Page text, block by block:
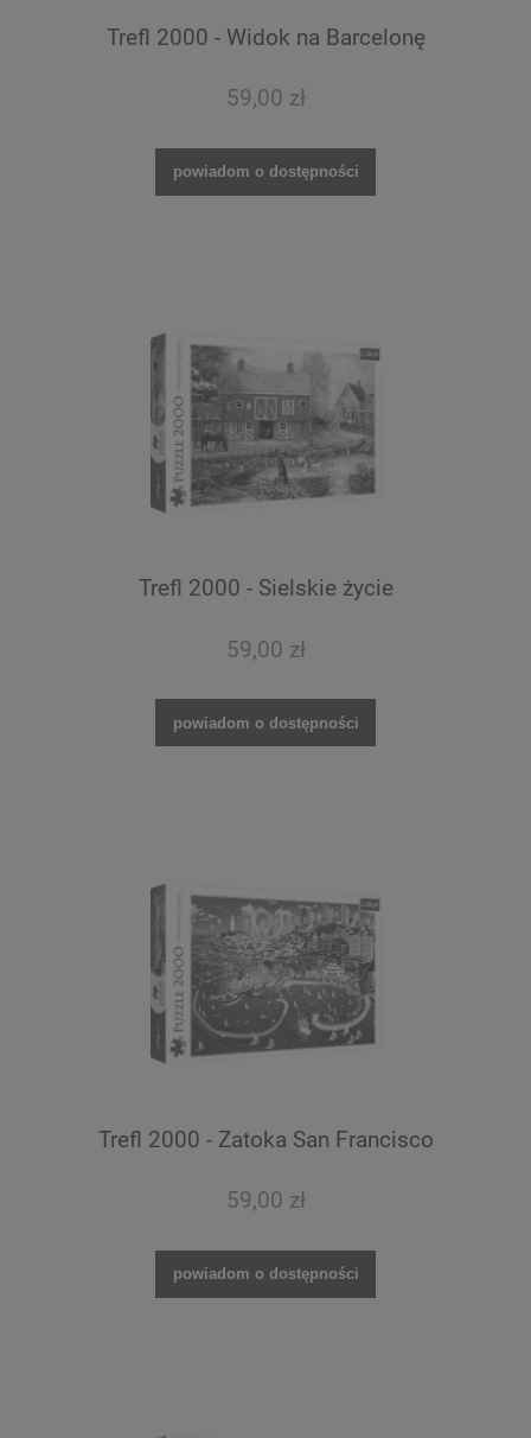
Trefl 2000 - Widok na Barcelonę
59,00 zł
powiadom o dostępności
Trefl 2000 - Sielskie życie
59,00 zł
powiadom o dostępności
Trefl 2000 - Zatoka San Francisco
59,00 zł
powiadom o dostępności